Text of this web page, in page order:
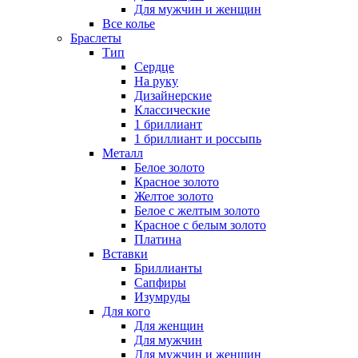
Для мужчин и женщин
Все колье
Браслеты
Тип
Сердце
На руку
Дизайнерские
Классические
1 бриллиант
1 бриллиант и россыпь
Металл
Белое золото
Красное золото
Желтое золото
Белое с желтым золото
Красное с белым золото
Платина
Вставки
Бриллианты
Сапфиры
Изумруды
Для кого
Для женщин
Для мужчин
Для мужчин и женщин